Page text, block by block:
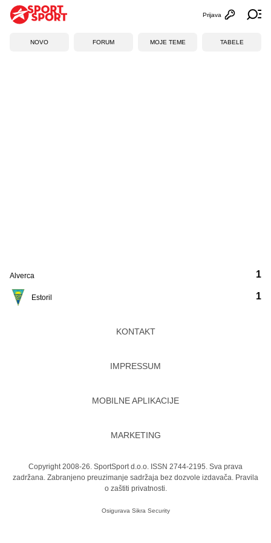
Otvori
Prijava
NOVO FORUM MOJE TEME TABELE
Alverca
Estoril
1
1
KONTAKT
IMPRESSUM
MOBILNE APLIKACIJE
MARKETING
Copyright 2008-26. SportSport d.o.o. ISSN 2744-2195. Sva prava
zadržana. Zabranjeno preuzimanje sadržaja bez dozvole izdavača. Pravila
o zaštiti privatnosti.
Osigurava Sikra Security